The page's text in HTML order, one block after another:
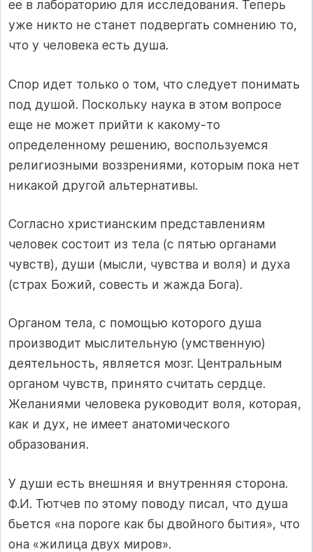
ее в лабораторию для исследования. Теперь
уже никто не станет подвергать сомнению то,
что у человека есть душа.
Спор идет только о том, что следует понимать
под душой. Поскольку наука в этом вопросе
еще не может прийти к какому-то
определенному решению, воспользуемся
религиозными воззрениями, которым пока нет
никакой другой альтернативы.
Согласно христианским представлениям
человек состоит из тела (с пятью органами
чувств), души (мысли, чувства и воля) и духа
(страх Божий, совесть и жажда Бога).
Органом тела, с помощью которого душа
производит мыслительную (умственную)
деятельность, является мозг. Центральным
органом чувств, принято считать сердце.
Желаниями человека руководит воля, которая,
как и дух, не имеет анатомического
образования.
У души есть внешняя и внутренняя сторона.
Ф.И. Тютчев по этому поводу писал, что душа
бьется «на пороге как бы двойного бытия», что
она «жилица двух миров».